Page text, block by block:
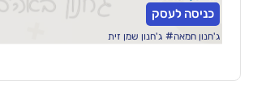
כניסה לעסק
ג'חנון חמאה# ג'חנון שמן זית